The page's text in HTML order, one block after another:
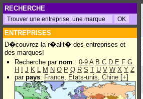
RECHERCHE
ENTREPRISES
D�couvrez la r�alit� des entreprises et
des marques!
Recherche par nom : 0-9 A B C D E F G
H
J K L M N O P Q R S T U V W X Y Z
par pays: France, Etats-unis, Chine [+]